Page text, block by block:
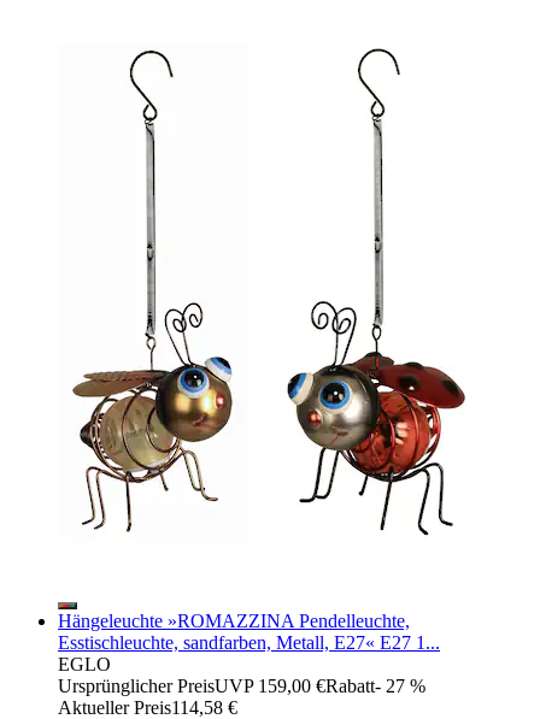
Hängeleuchte »ROMAZZINA Pendelleuchte,
Esstischleuchte, sandfarben, Metall, E27« E27 1...
EGLO
Ursprünglicher PreisUVP 159,00 €Rabatt- 27 %
Aktueller Preis114,58 €